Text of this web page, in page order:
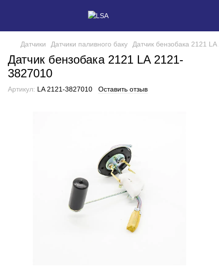
Датчики Датчики паливного баку Датчик бензобака 2121
Датчик бензобака 2121 LA 2121-
3827010
Артикул: LA 2121-3827010 Оставить отзыв